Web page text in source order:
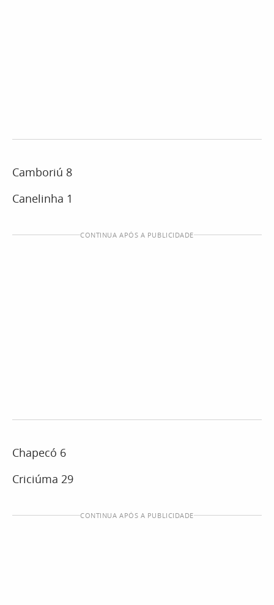
Camboriú 8
Canelinha 1
CONTINUA APÓS A PUBLICIDADE
Chapecó 6
Criciúma 29
CONTINUA APÓS A PUBLICIDADE